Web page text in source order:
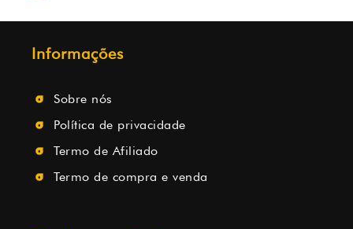
Informações
Sobre nós
Política de privacidade
Termo de Afiliado
Termo de compra e venda